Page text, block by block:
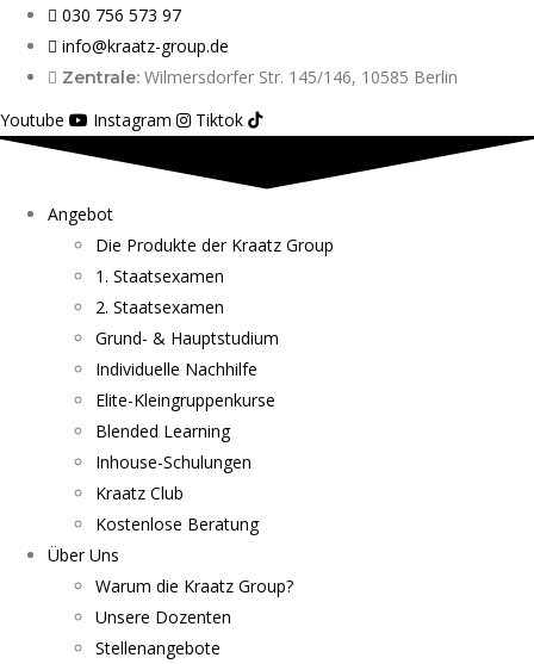
030 756 573 97
info@kraatz-group.de
Zentrale: Wilmersdorfer Str. 145/146, 10585 Berlin
Youtube
Instagram Tiktok
Angebot
Die Produkte der Kraatz Group
1. Staatsexamen
2. Staatsexamen
Grund- & Hauptstudium
Individuelle Nachhilfe
Elite-Kleingruppenkurse
Blended Learning
Inhouse-Schulungen
Kraatz Club
Kostenlose Beratung
Über Uns
Warum die Kraatz Group?
Unsere Dozenten
Stellenangebote